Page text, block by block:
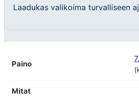
Laadukas valikoima turvalliseen
Paino
Mitat